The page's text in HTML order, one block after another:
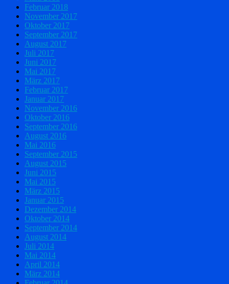
Februar 2018
November 2017
Oktober 2017
September 2017
August 2017
Juli 2017
Juni 2017
Mai 2017
März 2017
Februar 2017
Januar 2017
November 2016
Oktober 2016
September 2016
August 2016
Mai 2016
September 2015
August 2015
Juni 2015
Mai 2015
März 2015
Januar 2015
Dezember 2014
Oktober 2014
September 2014
August 2014
Juli 2014
Mai 2014
April 2014
März 2014